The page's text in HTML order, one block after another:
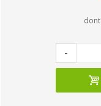
dont
-